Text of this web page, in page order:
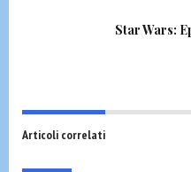
Star Wars:
Articoli correlati